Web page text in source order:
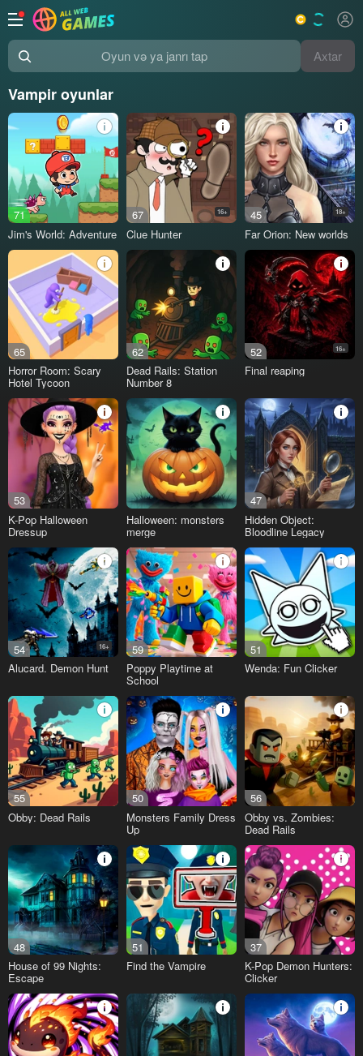
Oyun və ya janrı tap Axtar
Vampir oyunlar
71
Jim's World: Adventure
67 16+
Clue Hunter
45 18+
Far Orion: New worlds
65
Horror Room: Scary
Hotel Tycoon
62
Dead Rails: Station
Number 8
52 16+
Final reaping
53
K-Pop Halloween
Dressup
Halloween: monsters
merge
47
Hidden Object:
Bloodline Legacy
54 16+
Alucard. Demon Hunt
59
Poppy Playtime at
School
51
Wenda: Fun Clicker
55
Obby: Dead Rails
50
Monsters Family Dress
Up
56
Obby vs. Zombies:
Dead Rails
48
House of 99 Nights:
Escape
51
Find the Vampire
37
K-Pop Demon Hunters:
Clicker